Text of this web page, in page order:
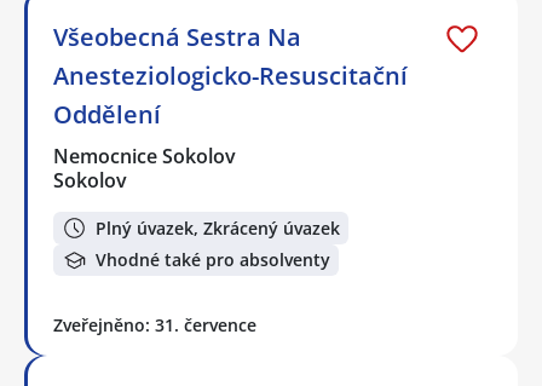
Všeobecná Sestra Na
Anesteziologicko-Resuscitační
Oddělení
Nemocnice Sokolov
Sokolov
Plný úvazek, Zkrácený úvazek
Vhodné také pro absolventy
Zveřejněno: 31. července